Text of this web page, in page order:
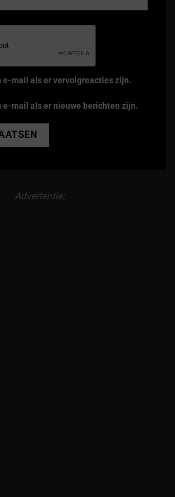
e-mail als er vervolgreacties zijn.
e-mail als er nieuwe berichten zijn.
Advertentie: